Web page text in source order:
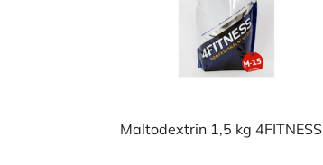
Maltodextrin 1,5 kg 4FITNESS